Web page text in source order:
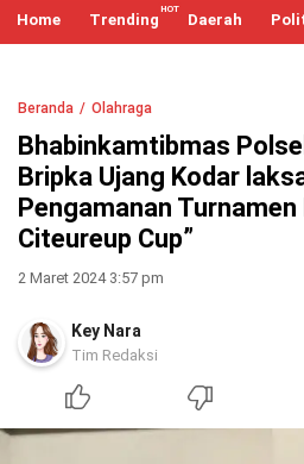
Home Trending Daerah
Beranda Olahraga
Bhabinkamtibmas
Bripka Ujang Kodar
Pengamanan Turnamen
Citeureup Cup”
2 Maret 2024 3:57 pm
Key Nara
Tim Redaksi